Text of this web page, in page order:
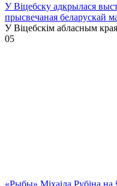
У Віцебску адкрылася
прысвечаная беларускай
У Віцебскім абласным
05
«Рыбы» Міхаіла Рубіна